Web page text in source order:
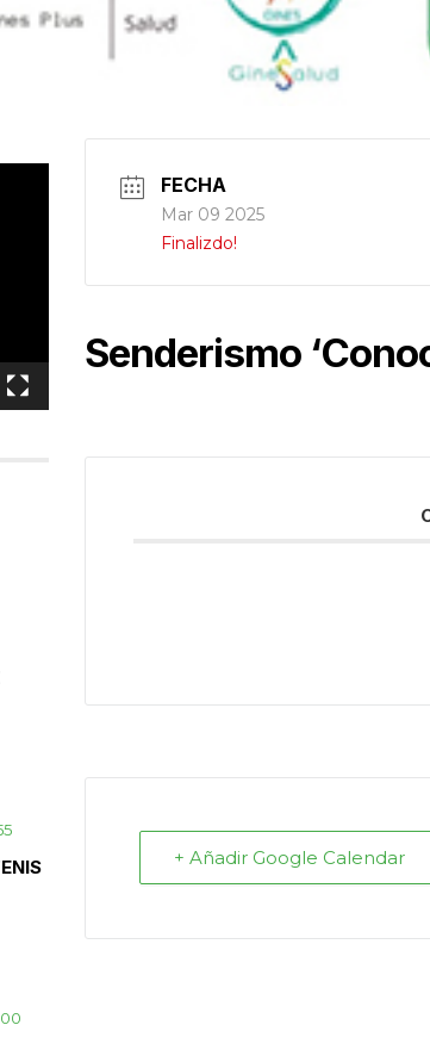
FECHA
Mar 09 2025
Finalizdo!
Senderismo
+ Añadir Google Calendar